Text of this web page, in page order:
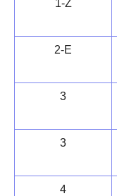
1-Z
2-E
3
3
4